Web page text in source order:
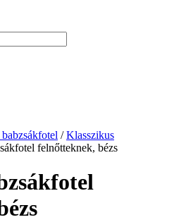
/Klasszikus
felnőtteknek, bézs